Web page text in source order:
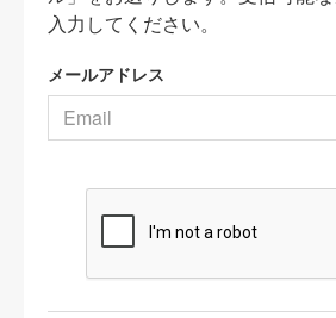
入力してください。
メールアドレス